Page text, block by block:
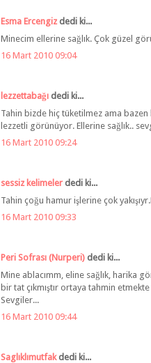
Esma Ercengiz dedi ki...
Minecim ellerine sağlık. Çok güzel
16 Mart 2010 09:04
lezzettabağı dedi ki...
Tahin bizde hiç tüketilmez ama
lezzetli görünüyor. Ellerine sağlık..
16 Mart 2010 09:24
sessiz kelimeler dedi ki...
Tahin çoğu hamur işlerine çok
16 Mart 2010 09:33
Peri Sofrası (Nurperi) dedi ki...
Mine ablacımm, eline sağlık, harika
bir tat çıkmıştır ortaya tahmin
Sevgiler...
16 Mart 2010 09:44
Saglıklımutfakdedi ki...